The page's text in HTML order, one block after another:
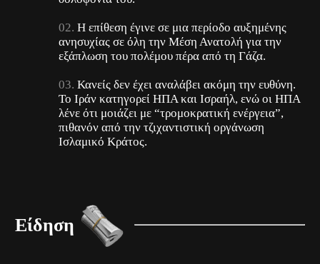
Η επίθεση έγινε σε μια περίοδο αυξημένης
ανησυχίας σε όλη την Μέση Ανατολή για την
εξάπλωση του πολέμου πέρα από τη Γάζα.
Κανείς δεν έχει αναλάβει ακόμη την ευθύνη.
Το Ιράν κατηγορεί ΗΠΑ και Ισραήλ, ενώ οι ΗΠΑ
λένε ότι μοιάζει με “τρομοκρατική ενέργεια”,
πιθανόν από την τζιχαντιστική οργάνωση
Ισλαμικό Κράτος.
Είδηση